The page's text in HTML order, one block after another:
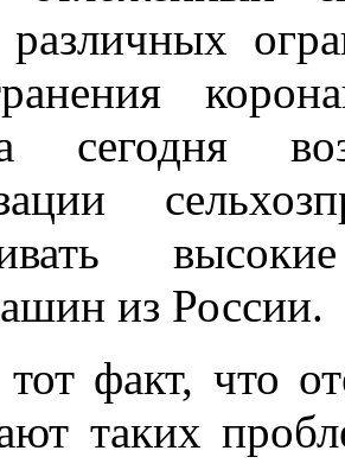
сегодня
из России.
факт, что
таких